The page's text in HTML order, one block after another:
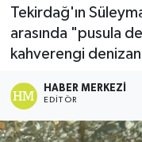
Tekirdağ'ın
arasında "pusula
kahverengi
HABER MERKEZI
EDITÖR
Spor
Magazin
Medya
Sağlık
Son Dakika
Haber Arşivi